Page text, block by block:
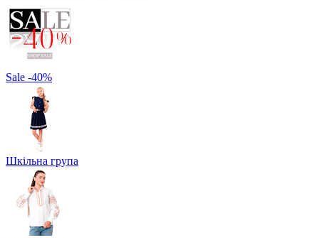
Sale -40%
Шкільна група